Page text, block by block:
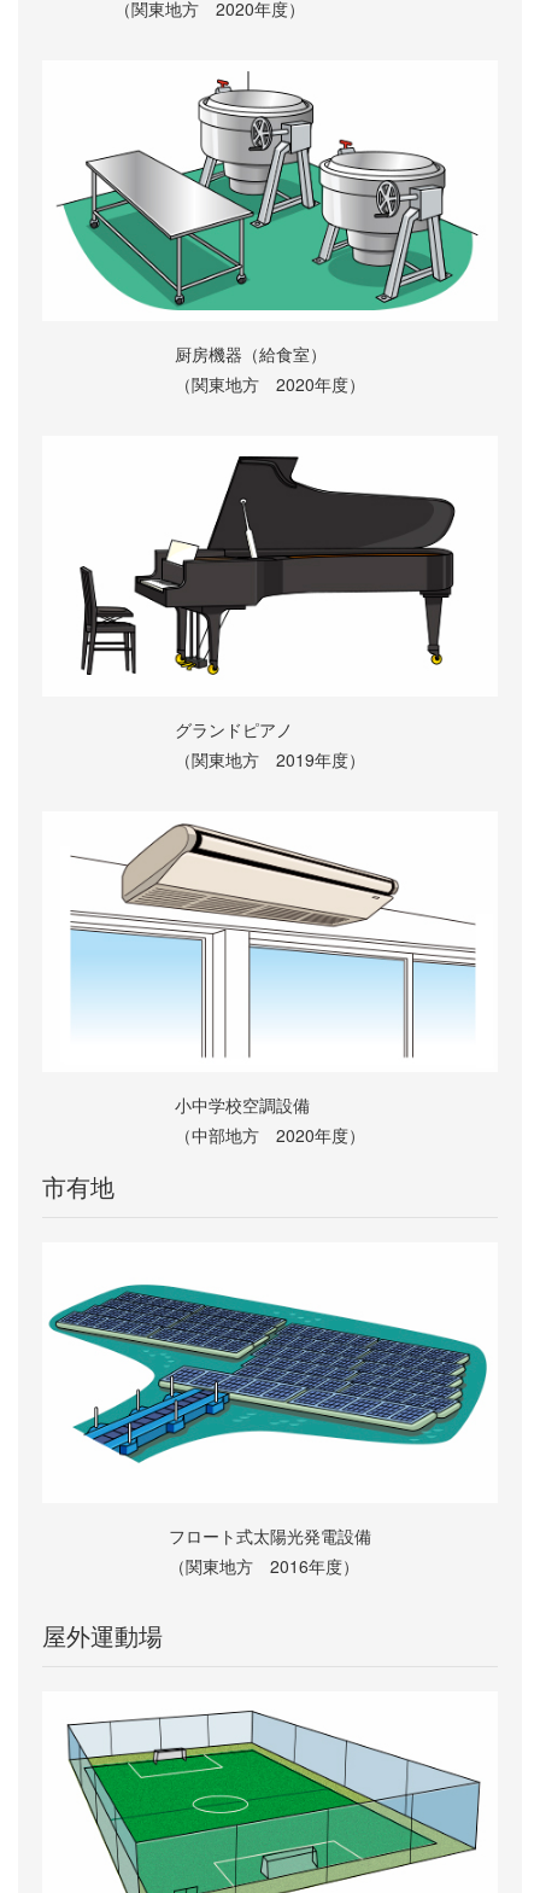
（関東地方 2020年度）
厨房機器（給食室）
（関東地方 2020年度）
グランドピアノ
（関東地方 2019年度）
小中学校空調設備
（中部地方 2020年度）
市有地
フロート式太陽光発電設備
（関東地方 2016年度）
屋外運動場